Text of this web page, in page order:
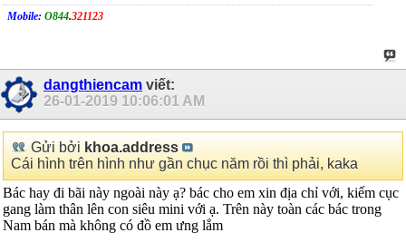
Mobile: O844.321123
dangthiencam viết:
26-01-2019 10:06:01 AM
Gửi bởi khoa.address
Cái hình trên hình như gần chục năm rồi thì phải, kaka
Bác hay đi bãi này ngoài này ạ? bác cho em xin địa chỉ với, kiếm cục
gang làm thân lên con siêu mini với ạ. Trên này toàn các bác trong
Nam bán mà không có đồ em ưng lắm